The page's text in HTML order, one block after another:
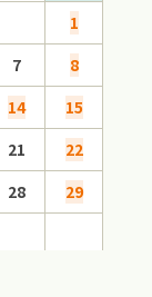
1
7
8
14
15
21
22
28
29